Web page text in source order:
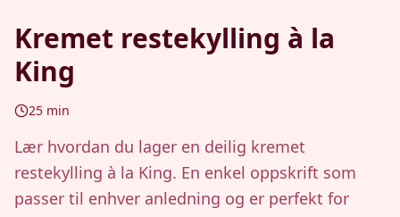
Kremet restekylling à la
King
25 min
Lær hvordan du lager en deilig kremet
restekylling à la King. En enkel oppskrift som
passer til enhver anledning og er perfekt for